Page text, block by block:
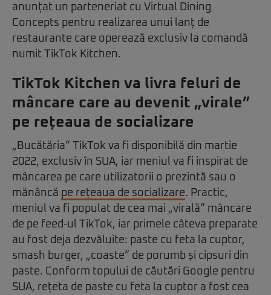
anunțat un parteneriat cu Virtual Dining
Concepts pentru realizarea unui lanț de
restaurante care operează exclusiv la comandă
numit TikTok Kitchen.
TikTok Kitchen va livra feluri de
mâncare care au devenit „virale”
pe rețeaua de socializare
„Bucătăria” TikTok va fi disponibilă din martie
2022, exclusiv în SUA, iar meniul va fi inspirat de
mâncarea pe care utilizatorii o prezintă sau o
mănâncă pe rețeaua de socializare. Practic,
meniul va fi populat de cea mai „virală” mâncare
de pe feed-ul TikTok, iar primele câteva preparate
au fost deja dezvăluite: paste cu feta la cuptor,
smash burger, „coaste” de porumb și cipsuri din
paste. Conform topului de căutări Google pentru
SUA, rețeta de paste cu feta la cuptor a fost cea